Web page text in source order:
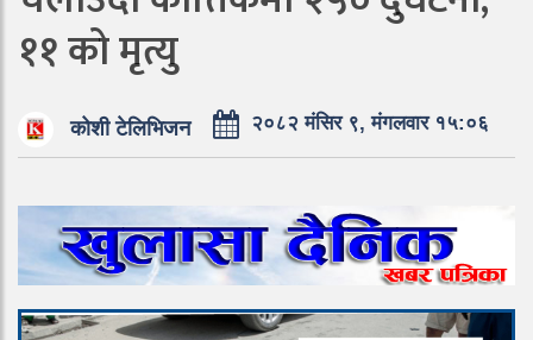
११ को मृत्यु
कोशी टेलिभिजन २०८२ मंसिर ९, मंगलवार १५:०६